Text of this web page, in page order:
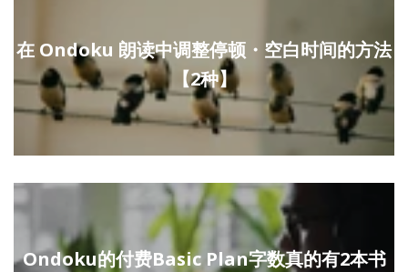
在 Ondoku 朗读中调整停顿・空白时间的方法
【2种】
Ondoku的付费Basic Plan字数真的有2本书